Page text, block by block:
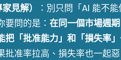
見解）
：別只問「AI 能不
要問的是： 在同一個市場週期
把「批准能力」和「損失率
批准率拉高、損失率也一起惡